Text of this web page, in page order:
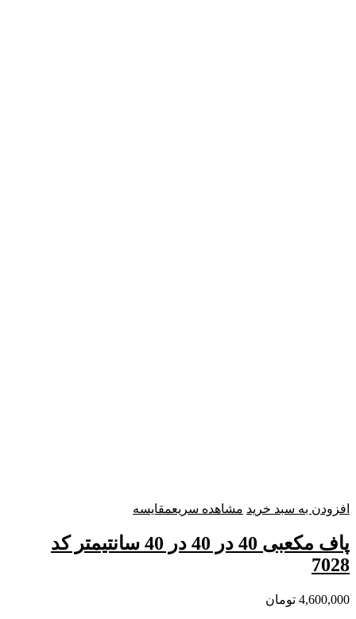
افزودن به سبد خرید مشاهده سریعمقایسه
پاف مکعبی 40 در 40 در 40 سانتیمتر کد
7028
4,600,000 تومان